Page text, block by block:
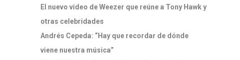
El nuevo video de Weezer que reúne a Tony Hawk y
otras celebridades
Andrés Cepeda: “Hay que recordar de dónde
viene nuestra música”